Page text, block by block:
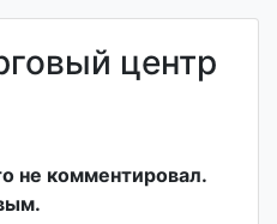
центр
не комментировал.